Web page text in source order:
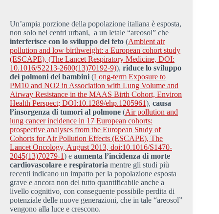
Un’ampia porzione della popolazione italiana è esposta,
non solo nei centri urbani, a un letale “areosol” che
interferisce con lo sviluppo del feto (Ambient air
pollution and low birthweight: a European cohort study
(ESCAPE), (The Lancet Respiratory Medicine, DOI:
10.1016/S2213-2600(13)70192-9)), riduce lo sviluppo
dei polmoni dei bambini (Long-term Exposure to
PM10 and NO2 in Association with Lung Volume and
Airway Resistance in the MAAS Birth Cohort, Environ
Health Perspect; DOI:10.1289/ehp.1205961), causa
l’insorgenza di tumori al polmone (Air pollution and
lung cancer incidence in 17 European cohorts:
prospective analyses from the European Study of
Cohorts for Air Pollution Effects (ESCAPE), The
Lancet Oncology, August 2013, doi:10.1016/S1470-
2045(13)70279-1) e aumenta l’incidenza di morte
cardiovascolare e respiratoria mentre gli studi più
recenti indicano un impatto per la popolazione esposta
grave e ancora non del tutto quantificabile anche a
livello cognitivo, con conseguente possibile perdita di
potenziale delle nuove generazioni, che in tale “areosol”
vengono alla luce e crescono.